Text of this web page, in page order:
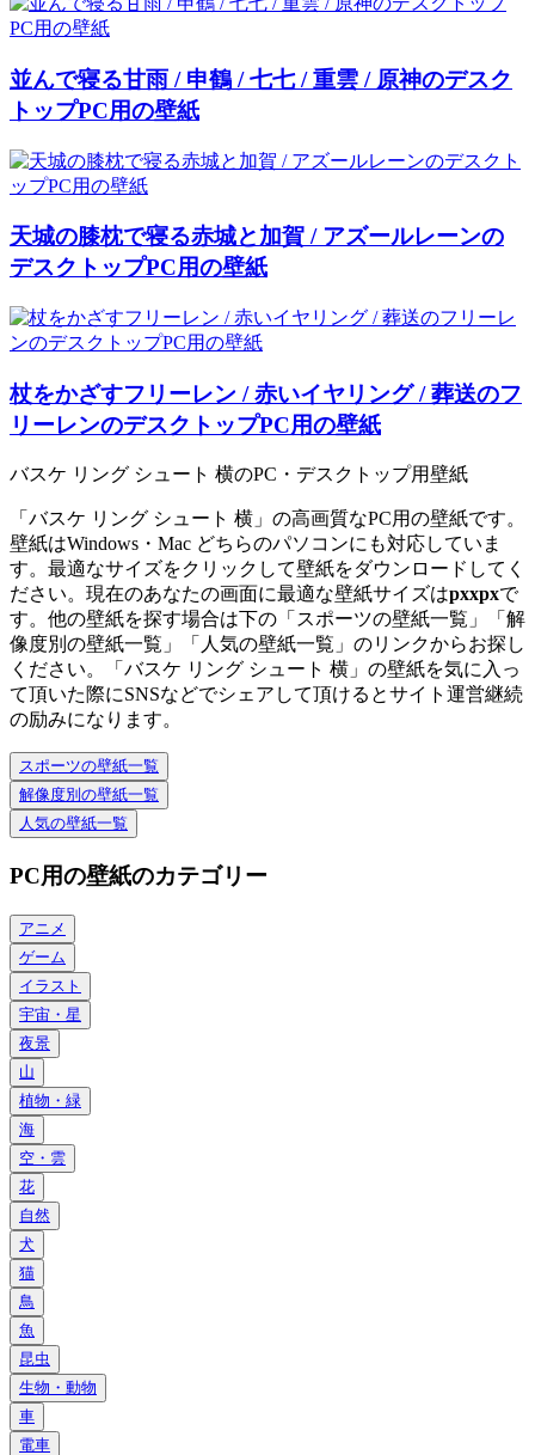
並んで寝る甘雨 / 申鶴 / 七七 / 重雲 / 原神のデスク
トップPC用の壁紙
天城の膝枕で寝る赤城と加賀 / アズールレーンの
デスクトップPC用の壁紙
杖をかざすフリーレン / 赤いイヤリング / 葬送のフ
リーレンのデスクトップPC用の壁紙
バスケ リング シュート 横のPC・デスクトップ用壁紙
「バスケ リング シュート 横」の高画質なPC用の壁紙です。
壁紙はWindows・Mac どちらのパソコンにも対応していま
す。最適なサイズをクリックして壁紙をダウンロードしてく
ださい。現在のあなたの画面に最適な壁紙サイズはpxxpxで
す。他の壁紙を探す場合は下の「スポーツの壁紙一覧」「解
像度別の壁紙一覧」「人気の壁紙一覧」のリンクからお探し
ください。「バスケ リング シュート 横」の壁紙を気に入っ
て頂いた際にSNSなどでシェアして頂けるとサイト運営継続
の励みになります。
スポーツの壁紙一覧
解像度別の壁紙一覧
人気の壁紙一覧
PC用の壁紙のカテゴリー
アニメ
ゲーム
イラスト
宇宙・星
夜景
山
植物・緑
海
空・雲
花
自然
犬
猫
鳥
魚
昆虫
生物・動物
車
電車